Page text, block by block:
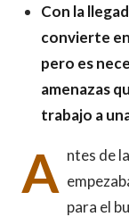
Con la
convierte
pero es
amenazas
trabajo a
A ntes de
para el